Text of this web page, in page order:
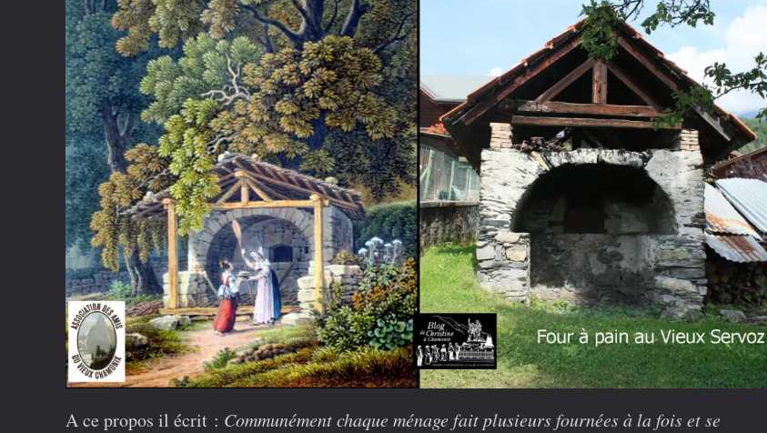
A ce propos il écrit : Communément chaque ménage fait plusieurs fournées à la fois et se